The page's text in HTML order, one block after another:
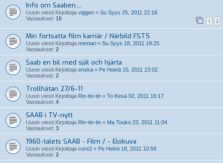
Info om Saaben....
Uusin viesti Kirjoittaja viggen « Su Syys 25, 2011 22:16
Vastaukset: 15 1 2
Min fortsatta film karriär / Närbild FST5
Uusin viesti Kirjoittaja mestari « Su Syys 18, 2011 19:25
Vastaukset: 2
Saab en bil med själ och hjärta
Uusin viesti Kirjoittaja enska « Pe Heinä 15, 2011 23:02
Vastaukset: 2
Trollhätan 27/6-11
Uusin viesti Kirjoittaja Rin-tin-tin « To Kesä 02, 2011 16:17
Vastaukset: 4
SAAB i TV-nytt
Uusin viesti Kirjoittaja Rin-tin-tin « Ma Touko 23, 2011 11:04
Vastaukset: 3
1960-talets SAAB - Film / - Elokuva
Uusin viesti Kirjoittaja core2 « Pe Helmi 18, 2011 10:58
Vastaukset: 2